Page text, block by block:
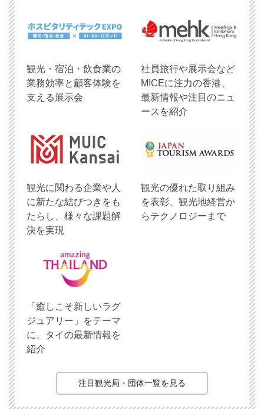
観光・宿泊・飲食業の
業務効率と顧客体験を
支える展示会
社員旅行や展示会など
MICEに注力の香港、
最新情報や注目のニュ
ースを紹介
観光に関わる企業や人
に新たな結びつきをも
たらし、様々な課題解
決を実現
観光の優れた取り組み
を表彰、観光地経営か
らテクノロジーまで
「癒しこそ新しいラグ
ジュアリー」をテーマ
に、タイの最新情報を
紹介
注目観光局・団体一覧を見る